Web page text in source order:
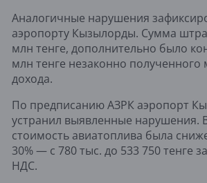
Аналогичные нарушения
аэропорту Кызылорды. Сумма
млн тенге, дополнительно было
млн тенге незаконно
дохода.
По предписанию АЗРК аэропорт
устранил выявленные нарушения.
стоимость авиатоплива была
30% — с 780 тыс. до 533 750 тенге
НДС.